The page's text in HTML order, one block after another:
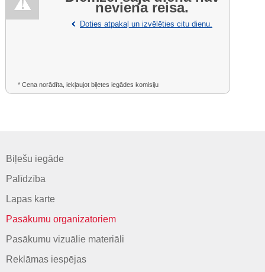
neviena reisa.
Doties atpakaļ un izvēlēties citu dienu.
* Cena norādīta, iekļaujot biļetes iegādes komisiju
Biļešu iegāde
Palīdzība
Lapas karte
Pasākumu organizatoriem
Pasākumu vizuālie materiāli
Reklāmas iespējas